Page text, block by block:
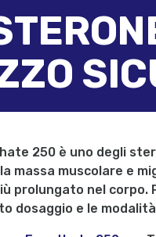
250 è uno degli
massa muscolare e
prolungato nel
dosaggio e le modalità